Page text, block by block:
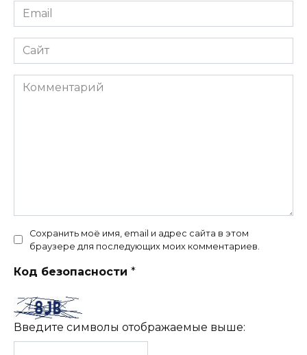
Email
Сайт
Комментарий
Сохранить моё имя, email и адрес сайта в этом
браузере для последующих моих комментариев.
Код безопасности *
Введите символы отображаемые выше: